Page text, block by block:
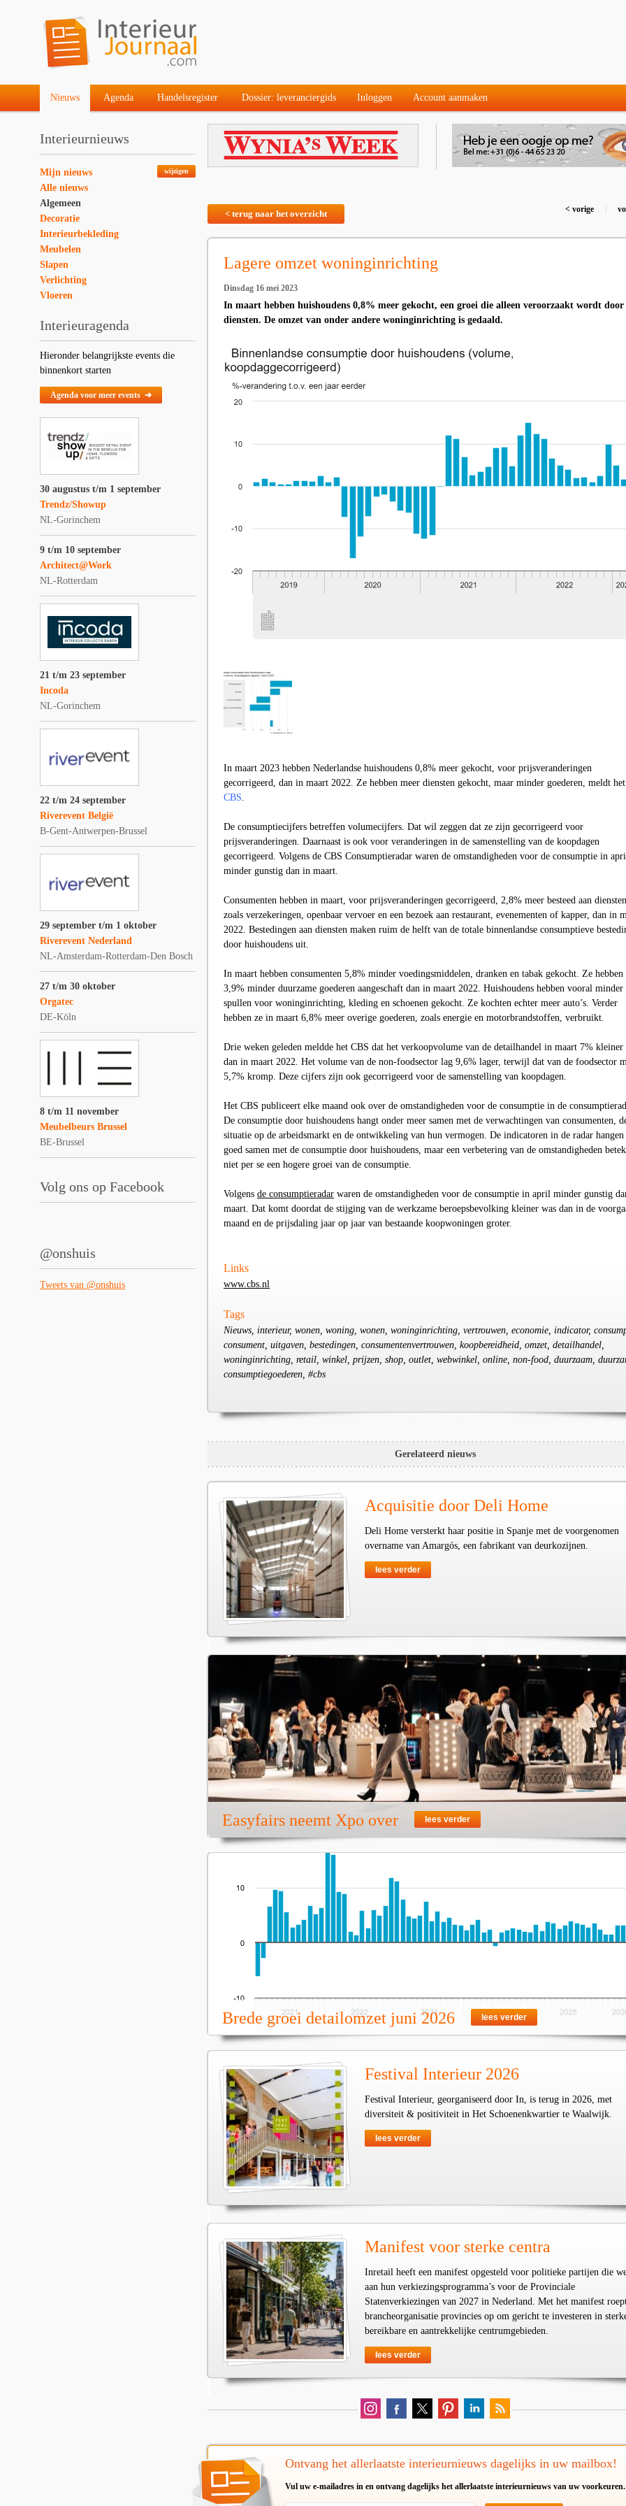
Nieuws Agenda Handelsregister Dossier: leveranciergids Inloggen Account aanmaken
Interieurnieuws
wijzigen
Mijn nieuws
Alle nieuws
Algemeen
Decoratie
Interieurbekleding
Meubelen
Slapen
Verlichting
Vloeren
Interieuragenda
Hieronder belangrijkste events die
binnenkort starten
Agenda voor meer events ➔
30 augustus t/m 1 september
Trendz/Showup
NL-Gorinchem
9 t/m 10 september
Architect@Work
NL-Rotterdam
21 t/m 23 september
Incoda
NL-Gorinchem
22 t/m 24 september
Riverevent België
B-Gent-Antwerpen-Brussel
29 september t/m 1 oktober
Riverevent Nederland
NL-Amsterdam-Rotterdam-Den Bosch
27 t/m 30 oktober
Orgatec
DE-Köln
8 t/m 11 november
Meubelbeurs Brussel
BE-Brussel
Volg ons op Facebook
@onshuis
Tweets van @onshuis
< terug naar het overzicht < vorige
Lagere omzet woninginrichting
Dinsdag 16 mei 2023
In maart hebben huishoudens 0,8% meer gekocht, een groei die alleen veroorzaakt wordt door
diensten. De omzet van onder andere woninginrichting is gedaald.
In maart 2023 hebben Nederlandse huishoudens 0,8% meer gekocht, voor prijsveranderingen
gecorrigeerd, dan in maart 2022. Ze hebben meer diensten gekocht, maar minder goederen, meldt het
CBS.
De consumptiecijfers betreffen volumecijfers. Dat wil zeggen dat ze zijn gecorrigeerd voor
prijsveranderingen. Daarnaast is ook voor veranderingen in de samenstelling van de koopdagen
gecorrigeerd. Volgens de CBS Consumptieradar waren de omstandigheden voor de consumptie in
minder gunstig dan in maart.
Consumenten hebben in maart, voor prijsveranderingen gecorrigeerd, 2,8% meer besteed aan
zoals verzekeringen, openbaar vervoer en een bezoek aan restaurant, evenementen of kapper, dan in
2022. Bestedingen aan diensten maken ruim de helft van de totale binnenlandse consumptieve
door huishoudens uit.
In maart hebben consumenten 5,8% minder voedingsmiddelen, dranken en tabak gekocht. Ze hebben
3,9% minder duurzame goederen aangeschaft dan in maart 2022. Huishoudens hebben vooral minder
spullen voor woninginrichting, kleding en schoenen gekocht. Ze kochten echter meer auto’s. Verder
hebben ze in maart 6,8% meer overige goederen, zoals energie en motorbrandstoffen, verbruikt.
Drie weken geleden meldde het CBS dat het verkoopvolume van de detailhandel in maart 7% kleiner
dan in maart 2022. Het volume van de non-foodsector lag 9,6% lager, terwijl dat van de foodsector
5,7% kromp. Deze cijfers zijn ook gecorrigeerd voor de samenstelling van koopdagen.
Het CBS publiceert elke maand ook over de omstandigheden voor de consumptie in de
De consumptie door huishoudens hangt onder meer samen met de verwachtingen van consumenten,
situatie op de arbeidsmarkt en de ontwikkeling van hun vermogen. De indicatoren in de radar hangen
goed samen met de consumptie door huishoudens, maar een verbetering van de omstandigheden
niet per se een hogere groei van de consumptie.
Volgens de consumptieradar waren de omstandigheden voor de consumptie in april minder gunstig
maart. Dat komt doordat de stijging van de werkzame beroepsbevolking kleiner was dan in de
maand en de prijsdaling jaar op jaar van bestaande koopwoningen groter.
Links
www.cbs.nl
Tags
Nieuws, interieur, wonen, woning, wonen, woninginrichting, vertrouwen, economie, indicator,
consument, uitgaven, bestedingen, consumentenvertrouwen, koopbereidheid, omzet, detailhandel,
woninginrichting, retail, winkel, prijzen, shop, outlet, webwinkel, online, non-food, duurzaam,
consumptiegoederen, #cbs
Gerelateerd nieuws
Acquisitie door Deli Home
Deli Home versterkt haar positie in Spanje met de voorgenomen
overname van Amargós, een fabrikant van deurkozijnen.
lees verder
Easyfairs neemt Xpo over lees verder
Brede groei detailomzet juni 2026 lees verder
Festival Interieur 2026
Festival Interieur, georganiseerd door In, is terug in 2026, met
diversiteit & positiviteit in Het Schoenenkwartier te Waalwijk.
lees verder
Manifest voor sterke centra
Inretail heeft een manifest opgesteld voor politieke partijen die
aan hun verkiezingsprogramma’s voor de Provinciale
Statenverkiezingen van 2027 in Nederland. Met het manifest
brancheorganisatie provincies op om gericht te investeren in
bereikbare en aantrekkelijke centrumgebieden.
lees verder
Ontvang het allerlaatste interieurnieuws dagelijks in uw mailbox!
Vul uw e-mailadres in en ontvang dagelijks het allerlaatste interieurnieuws van uw voorkeuren.